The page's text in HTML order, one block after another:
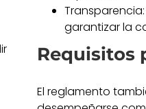
garantizar la
Requisitos
El reglamento